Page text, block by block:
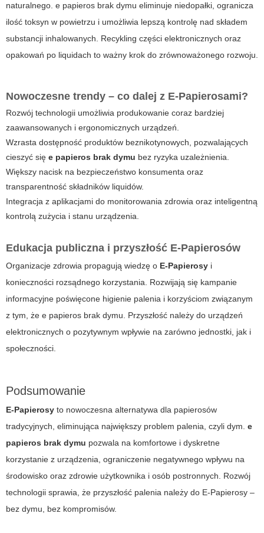
naturalnego. e papieros brak dymu eliminuje niedopałki, ogranicza
ilość toksyn w powietrzu i umożliwia lepszą kontrolę nad składem
substancji inhalowanych. Recykling części elektronicznych oraz
opakowań po liquidach to ważny krok do zrównoważonego rozwoju.
Nowoczesne trendy – co dalej z E-Papierosami?
Rozwój technologii umożliwia produkowanie coraz bardziej
zaawansowanych i ergonomicznych urządzeń.
Wzrasta dostępność produktów beznikotynowych, pozwalających
cieszyć się e papieros brak dymu bez ryzyka uzależnienia.
Większy nacisk na bezpieczeństwo konsumenta oraz
transparentność składników liquidów.
Integracja z aplikacjami do monitorowania zdrowia oraz inteligentną
kontrolą zużycia i stanu urządzenia.
Edukacja publiczna i przyszłość E-Papierosów
Organizacje zdrowia propagują wiedzę o E-Papierosy i
konieczności rozsądnego korzystania. Rozwijają się kampanie
informacyjne poświęcone higienie palenia i korzyściom związanym
z tym, że e papieros brak dymu. Przyszłość należy do urządzeń
elektronicznych o pozytywnym wpływie na zarówno jednostki, jak i
społeczności.
Podsumowanie
E-Papierosy to nowoczesna alternatywa dla papierosów
tradycyjnych, eliminująca największy problem palenia, czyli dym. e
papieros brak dymu pozwala na komfortowe i dyskretne
korzystanie z urządzenia, ograniczenie negatywnego wpływu na
środowisko oraz zdrowie użytkownika i osób postronnych. Rozwój
technologii sprawia, że przyszłość palenia należy do E-Papierosy –
bez dymu, bez kompromisów.